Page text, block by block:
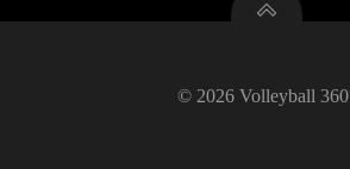
© 2026 Volleyball